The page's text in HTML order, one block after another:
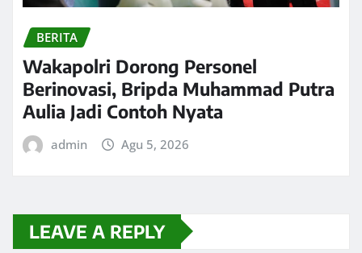
BERITA
Wakapolri Dorong Personel
Berinovasi, Bripda Muhammad Putra
Aulia Jadi Contoh Nyata
admin Agu 5, 2026
LEAVE A REPLY